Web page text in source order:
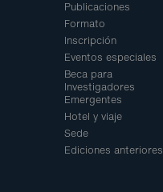
Publicaciones
Formato
Inscripción
Eventos especiales
Beca para
Investigadores
Emergentes
Hotel y viaje
Sede
Ediciones anteriores